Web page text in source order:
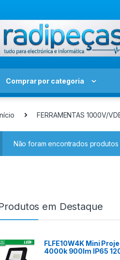
Comprar por categoria
FERRAMENTAS 1000V/
Não foram encontrados
em Destaque
FLFE10W4K Mini
4000k 900lm IP65